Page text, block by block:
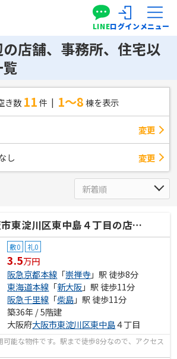
LINEログインメニュー
店舗、事務所、住宅以
き数 11件 1～8棟を表示
変更
し 変更
東淀川区東中島４丁目の店舗一部
敷0 礼0
3.5万円
阪急京都本線 「崇禅寺」駅 徒歩8分
東海道本線 「新大阪」駅 徒歩11分
阪急千里線 「柴島」駅 徒歩11分
築36年 / 5階建
大阪府大阪市東淀川区東中島４丁目
能な物件です。駅まで徒歩8分なので、アクセス